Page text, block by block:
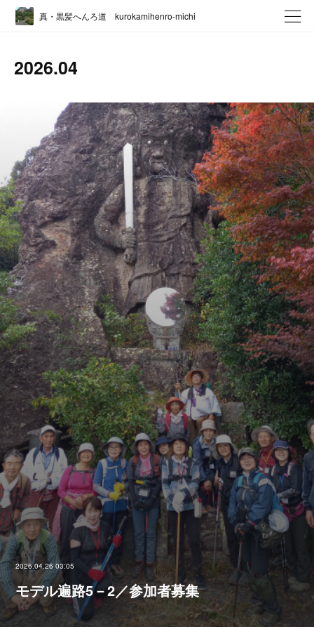
真・黒髪へんろ道 kurokamihenro-michi
2026.04
2026.04.26 03:05
モデル遍路5－2／参加者募集